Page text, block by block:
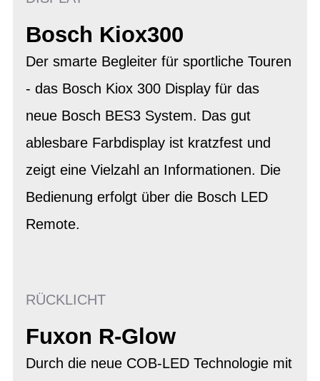
Bosch Kiox300
Der smarte Begleiter für sportliche Touren
- das Bosch Kiox 300 Display für das
neue Bosch BES3 System. Das gut
ablesbare Farbdisplay ist kratzfest und
zeigt eine Vielzahl an Informationen. Die
Bedienung erfolgt über die Bosch LED
Remote.
RÜCKLICHT
Fuxon R-Glow
Durch die neue COB-LED Technologie mit